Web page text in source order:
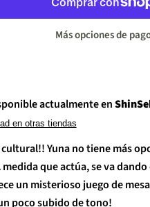
Más opciones de
actualmente en
en otras tiendas
cultural!! Yuna no tiene más
que actúa, se va
un misterioso juego de
poco subido de tono!